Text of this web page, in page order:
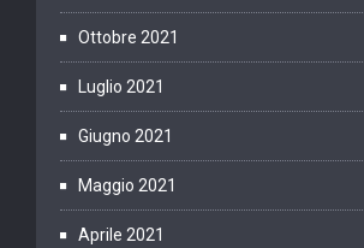
Ottobre 2021
Luglio 2021
Giugno 2021
Maggio 2021
Aprile 2021